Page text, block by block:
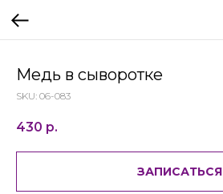
Медь в сыворотке
SKU: 06-083
430 р.
ЗАПИСАТЬСЯ